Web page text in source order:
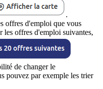
.
offres d'emploi que vous
les offres d'emploi suivantes,
de changer le
pouvez par exemple les trier